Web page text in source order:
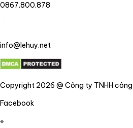
0867.800.878
info@lehuy.net
Copyright 2026 @ Công ty TNHH công
Facebook